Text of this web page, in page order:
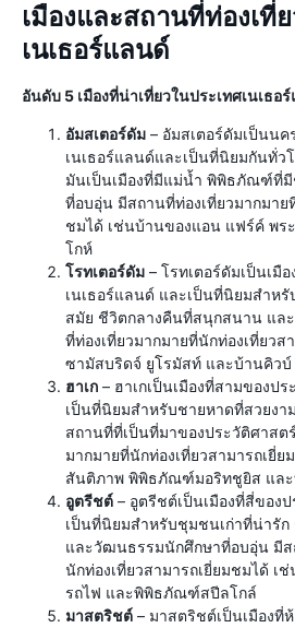
เมืองและสถานที่ท่องเที่
เนเธอร์แลนด์
อันดับ 5 เมืองที่น่าเที่ยวในประเทศเนเธอ
อัมสเตอร์ดัม – อัมสเตอร์ดัมเป็นนค
เนเธอร์แลนด์และเป็นที่นิยมกันทั่ว
มันเป็นเมืองที่มีแม่น้ำ พิพิธภัณฑ์ที่มี
ที่อบอุ่น มีสถานที่ท่องเที่ยวมากมาย
ชมได้ เช่นบ้านของแอน แฟร์ค์ พ
โกห์
โรทเตอร์ดัม – โรทเตอร์ดัมเป็นเมื
เนเธอร์แลนด์ และเป็นที่นิยมสำห
สมัย ชีวิตกลางคืนที่สนุกสนาน แล
ที่ท่องเที่ยวมากมายที่นักท่องเที่ยวส
ซามัสบริดจ์ ยูโรมัสท์ และบ้านคิวบ์
ฮาเก – ฮาเกเป็นเมืองที่สามของป
เป็นที่นิยมสำหรับชายหาดที่สวยงา
สถานที่ที่เป็นที่มาของประวัติศาสต
มากมายที่นักท่องเที่ยวสามารถเยี่ย
สันติภาพ พิพิธภัณฑ์มอริทชูยิส แล
อูตรีชต์ – อูตรีชต์เป็นเมืองที่สี่ของ
เป็นที่นิยมสำหรับชุมชนเก่าที่น่ารั
และวัฒนธรรมนักศึกษาที่อบอุ่น มีส
นักท่องเที่ยวสามารถเยี่ยมชมได้
รถไฟ และพิพิธภัณฑ์สปีลโกล์
มาสตริชต์ – มาสตริชต์เป็นเมืองที่